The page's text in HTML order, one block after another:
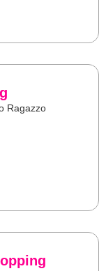
Ragazzo